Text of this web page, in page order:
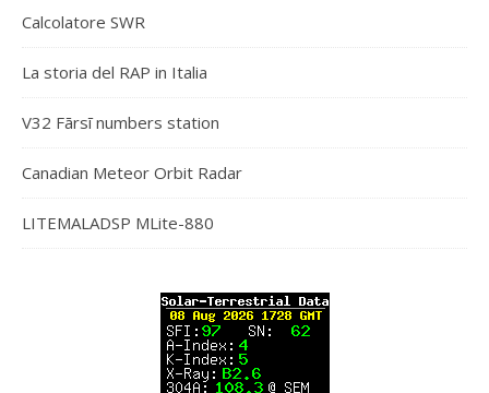
Calcolatore SWR
La storia del RAP in Italia
V32 Fārsī numbers station
Canadian Meteor Orbit Radar
LITEMALADSP MLite-880